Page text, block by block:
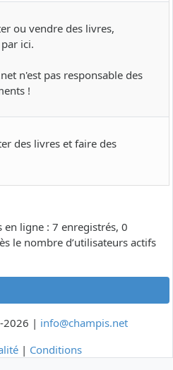
ou vendre des livres,
ici.
n'est pas responsable des
!
des livres et faire des
en ligne : 7 enregistrés, 0
le nombre d’utilisateurs actifs
| info@champis.net
| Conditions